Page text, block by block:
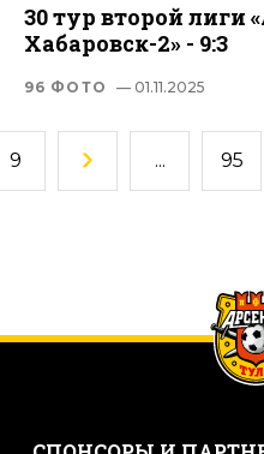
30 тур второй лиги
Хабаровск-2» - 9:3
96 ФОТО — 01.11.2025
9 ... 95